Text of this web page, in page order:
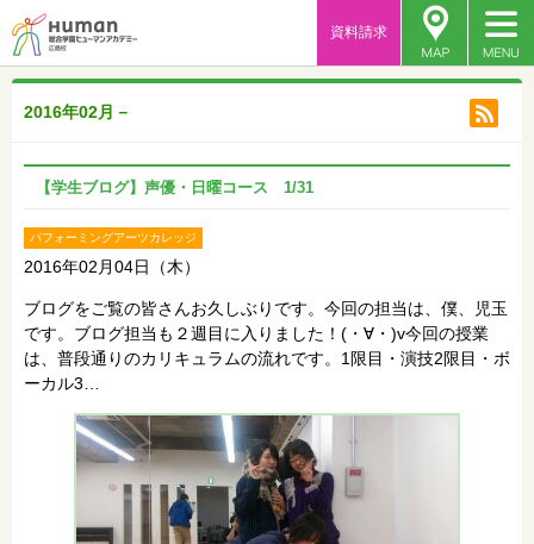
資料請求
2016年02月－
【学生ブログ】声優・日曜コース 1/31
パフォーミングアーツカレッジ
2016年02月04日（木）
ブログをご覧の皆さんお久しぶりです。今回の担当は、僕、児玉
です。ブログ担当も２週目に入りました！(・∀・)v今回の授業
は、普段通りのカリキュラムの流れです。1限目・演技2限目・ボ
ーカル3…